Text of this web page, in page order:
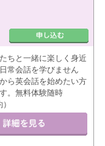
ちと一緒に楽しく身近
常会話を学びません
ら英会話を始めたい方
。無料体験随時